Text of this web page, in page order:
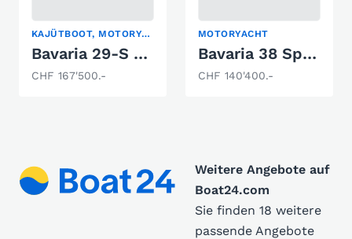
KAJÜTBOOT, MOTORYACHT, SPORTBOOT
Bavaria 29-S Open
CHF 167'500.-
MOTORYACHT
Bavaria 38 Sport
CHF 140'400.-
Weitere Angebote auf
Boat24.com
Sie finden 18 weitere
passende Angebote